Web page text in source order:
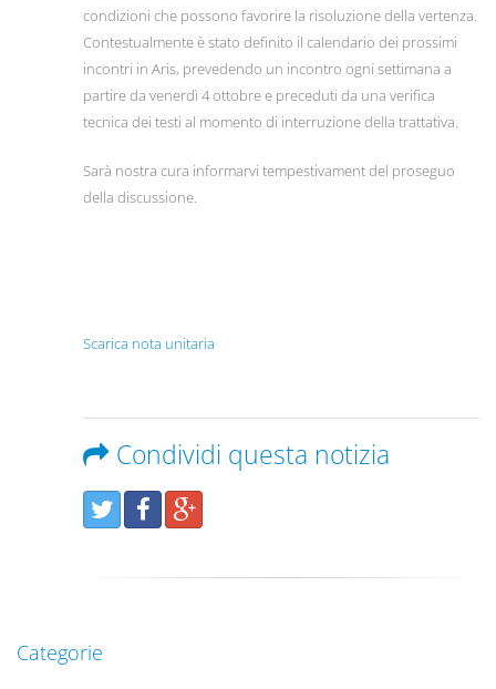
condizioni che possono favorire la risoluzione della vertenza.
Contestualmente è stato definito il calendario dei prossimi
incontri in Aris, prevedendo un incontro ogni settimana a
partire da venerdì 4 ottobre e preceduti da una verifica
tecnica dei testi al momento di interruzione della trattativa.
Sarà nostra cura informarvi tempestivament del proseguo
della discussione.
Scarica nota unitaria
Condividi questa notizia
Categorie